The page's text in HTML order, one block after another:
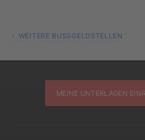
WEITERE BUSSGELDSTELLEN
MEINE UNTERLAGEN